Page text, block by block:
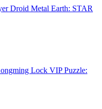
Metal Earth: STAR
VIP Puzzle: